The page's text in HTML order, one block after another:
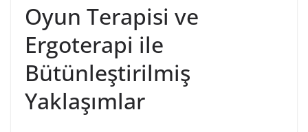
Oyun Terapisi ve
Ergoterapi ile
Bütünleştirilmiş
Yaklaşımlar